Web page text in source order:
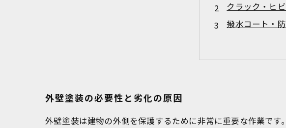
クラック・ヒ
撥水コート・
外壁維持管理
プロに任せる
外壁塗装の必要性と劣化の原因
外壁塗装は建物の外側を保護するために非常に重要な作業で